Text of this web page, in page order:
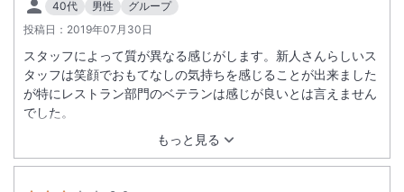
40代 男性
グループ
投稿日： 2019年07月30日
もっと見る
スタッフによって質が異なる感じがします。新人さんらしいス
タッフは笑顔でおもてなしの気持ちを感じることが出来ました
が特にレストラン部門のベテランは感じが良いとは言えません
でした。